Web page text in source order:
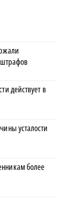
штрафов
действует в
усталости
более